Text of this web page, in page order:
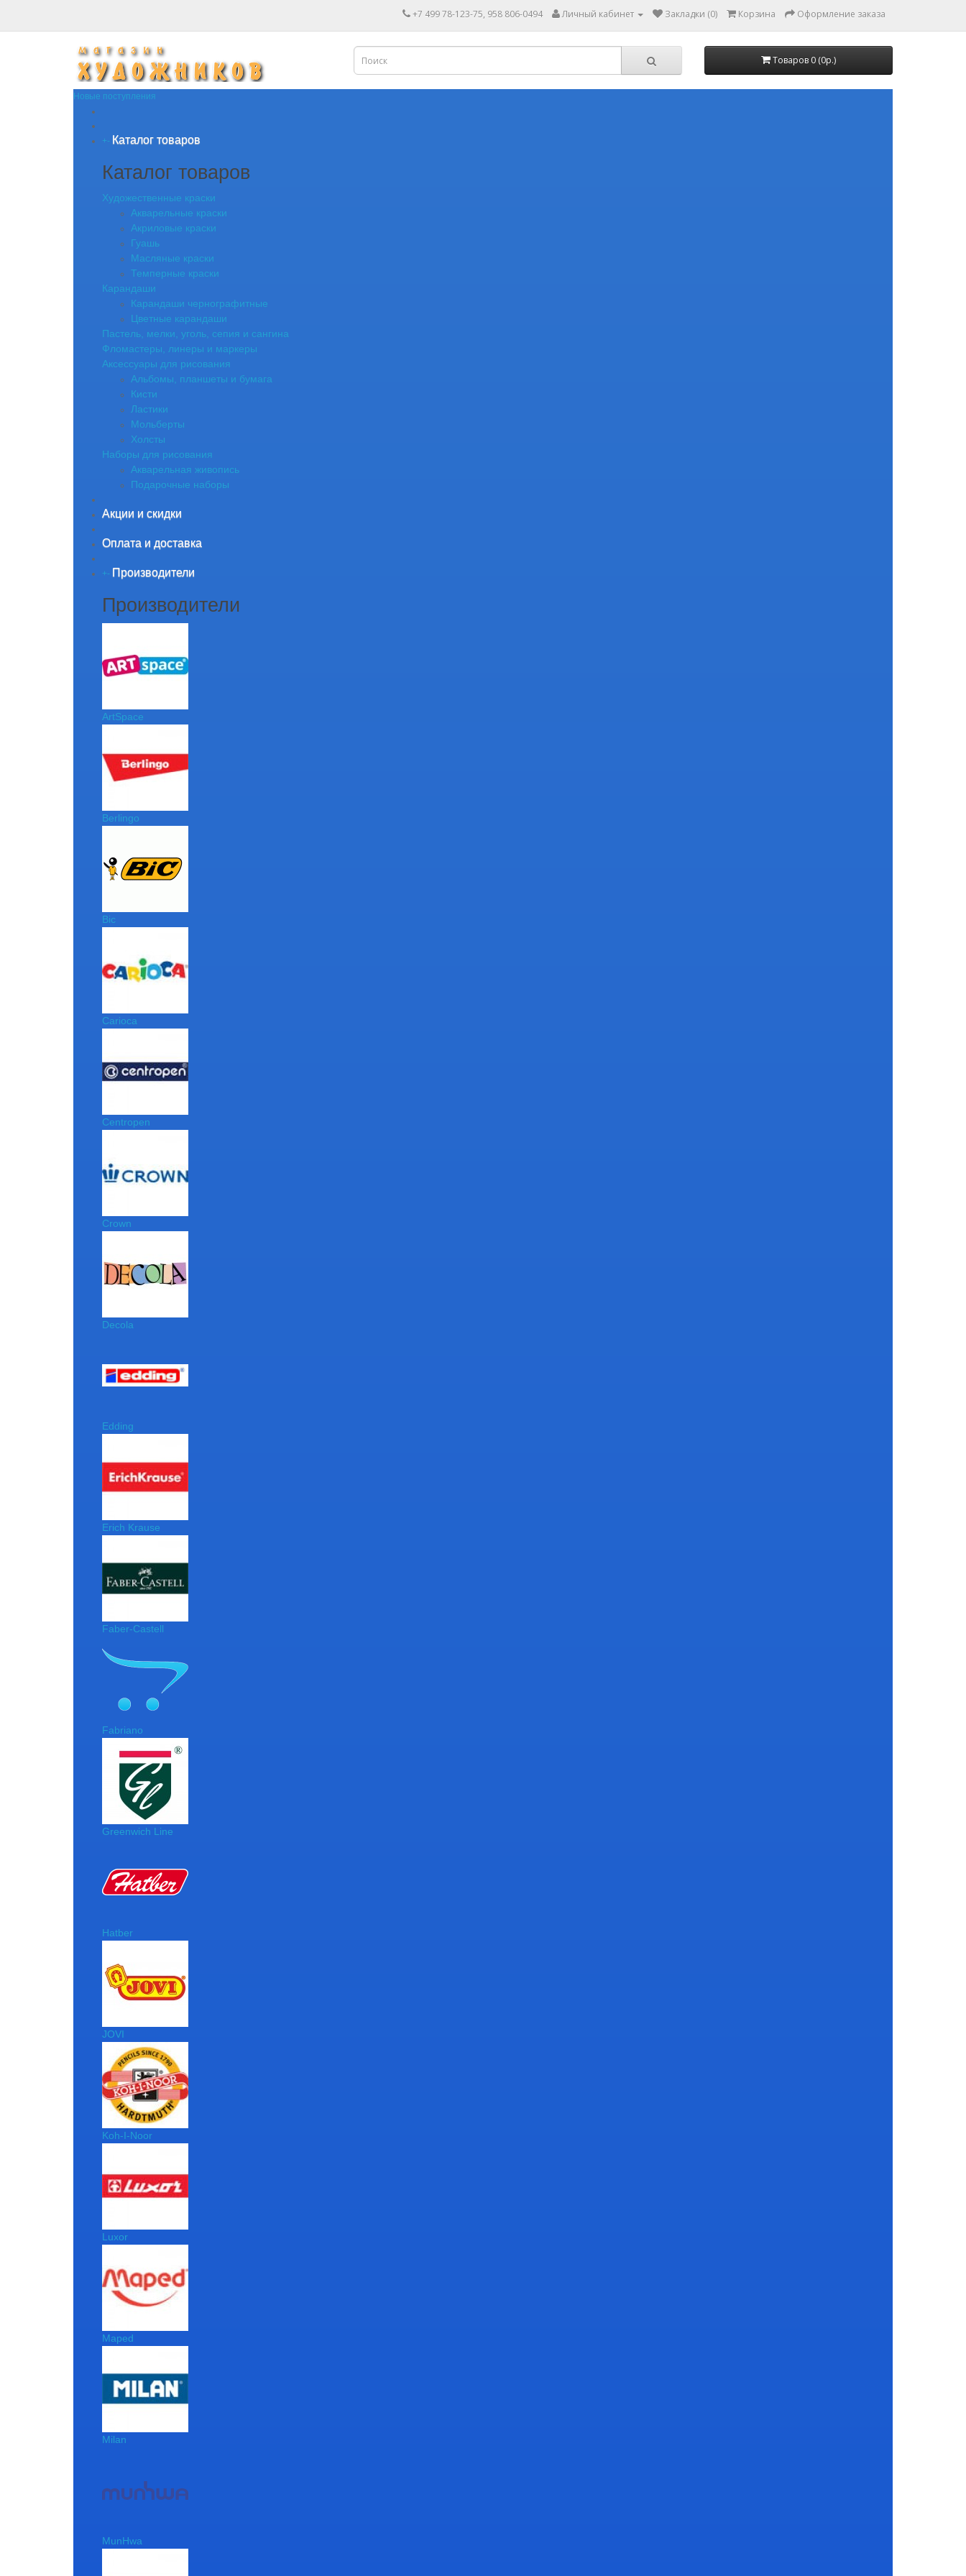
+7 499 78-123-75, 958 806-0494 Личный кабинет Закладки (0) Корзина Оформление заказа
Товаров 0 (0р.)
Новые поступления
+- Каталог товаров
Каталог товаров
Художественные краски
Акварельные краски
Акриловые краски
Гуашь
Масляные краски
Темперные краски
Карандаши
Карандаши чернографитные
Цветные карандаши
Пастель, мелки, уголь, сепия и сангина
Фломастеры, линеры и маркеры
Аксессуары для рисования
Альбомы, планшеты и бумага
Кисти
Ластики
Мольберты
Холсты
Наборы для рисования
Акварельная живопись
Подарочные наборы
Акции и скидки
Оплата и доставка
+- Производители
Производители
ArtSpace
Berlingo
Bic
Carioca
Centropen
Crown
Decola
Edding
Erich Krause
Faber-Castell
Fabriano
Greenwich Line
Hatber
JOVI
Koh-I-Noor
Luxor
Maped
Milan
MunHwa